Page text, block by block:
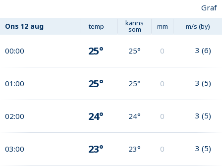
Graf
Ons 12 aug temp känns
som mm m/s (by)
00:00 25° 25° 0 3 (6)
01:00 25° 25° 0 3 (5)
02:00 24° 24° 0 3 (5)
03:00 23° 23° 0 3 (5)